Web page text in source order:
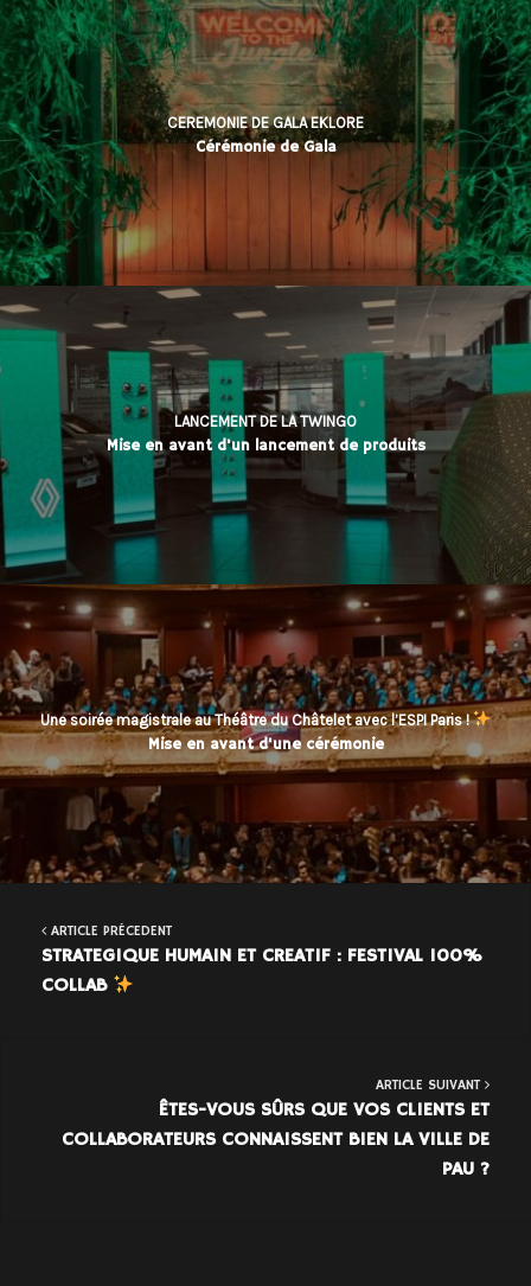
CEREMONIE DE GALA EKLORE
Cérémonie de Gala
LANCEMENT DE LA TWINGO
Mise en avant d'un lancement de produits
Une soirée magistrale au Théâtre du Châtelet avec l’ESPI Paris !
Mise en avant d'une cérémonie
ARTICLE PRÉCEDENT
STRATEGIQUE HUMAIN ET CREATIF : FESTIVAL 100%
COLLAB
ARTICLE SUIVANT
ÊTES-VOUS SÛRS QUE VOS CLIENTS ET
COLLABORATEURS CONNAISSENT BIEN LA VILLE DE
PAU ?